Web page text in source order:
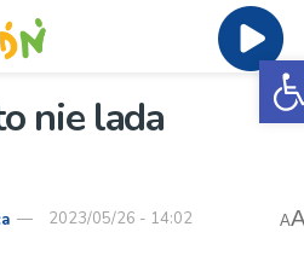
nie lada
2023/05/26 - 14:02 A